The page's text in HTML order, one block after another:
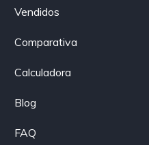
Vendidos
Comparativa
Calculadora
Blog
FAQ